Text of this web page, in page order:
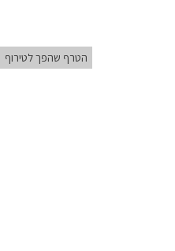
הטרף שהפך לטירוף